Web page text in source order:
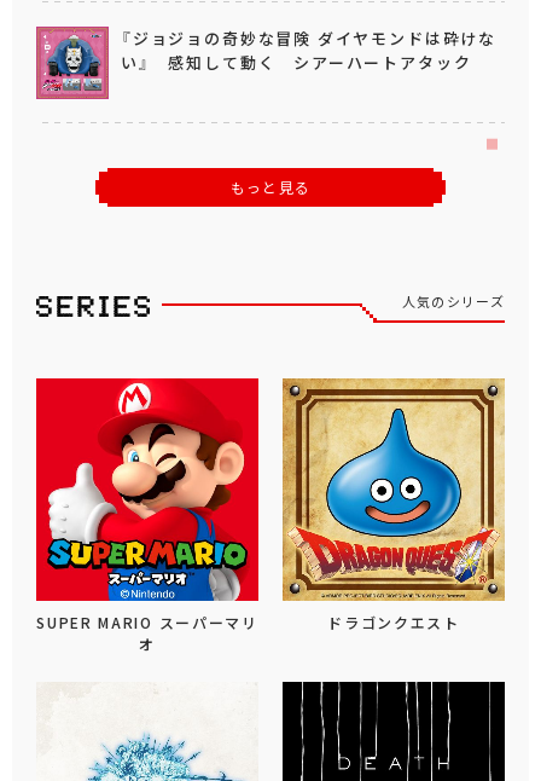
『ジョジョの奇妙な冒険 ダイヤモンドは砕けな
い』 感知して動く シアーハートアタック
もっと見る
人気のシリーズ
SUPER MARIO スーパーマリ
オ
ドラゴンクエスト